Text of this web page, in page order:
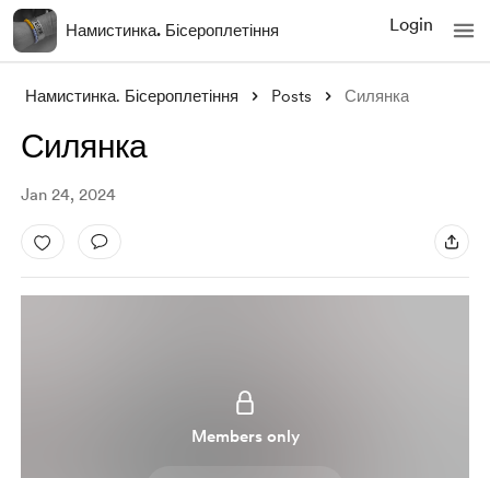
Намистинка. Бісероплетіння Login
Намистинка. Бісероплетіння Posts Силянка
Силянка
Jan 24, 2024
Members only